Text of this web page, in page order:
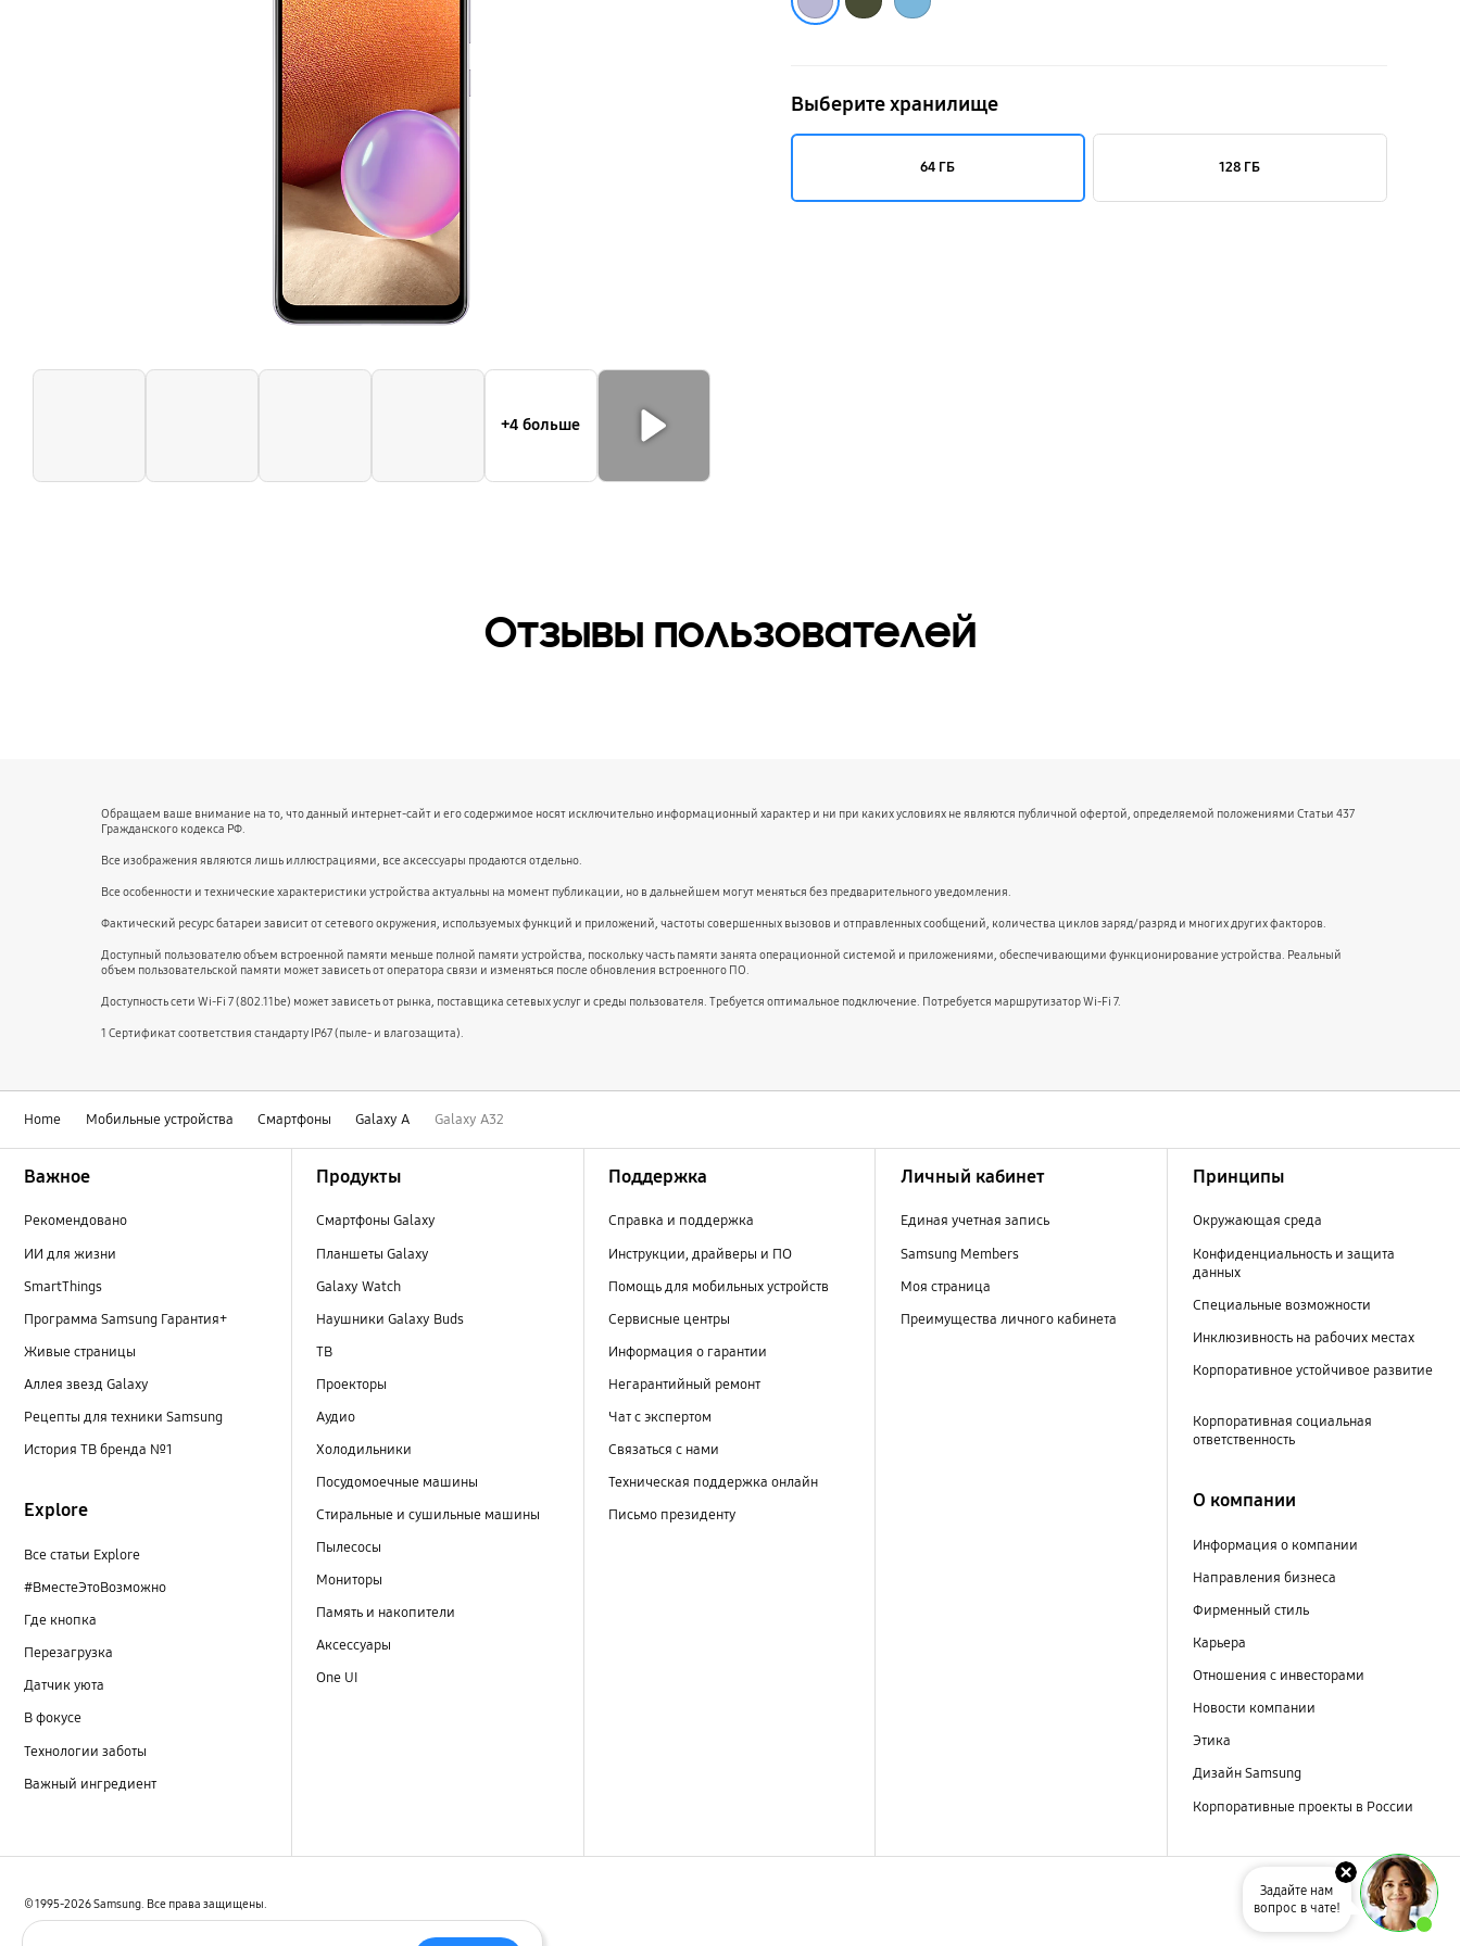
+4 больше
Выберите хранилище
64 ГБ 128 ГБ
Отзывы пользователей
Обращаем ваше внимание на то, что данный интернет-сайт и его содержимое носят исключительно информационный характер и ни при каких условиях не являются публичной офертой, определяемой положениями Статьи 437
Гражданского кодекса РФ.
Все изображения являются лишь иллюстрациями, все аксессуары продаются отдельно.
Все особенности и технические характеристики устройства актуальны на момент публикации, но в дальнейшем могут меняться без предварительного уведомления.
Фактический ресурс батареи зависит от сетевого окружения, используемых функций и приложений, частоты совершенных вызовов и отправленных сообщений, количества циклов заряд/разряд и многих других факторов.
Доступный пользователю объем встроенной памяти меньше полной памяти устройства, поскольку часть памяти занята операционной системой и приложениями, обеспечивающими функционирование устройства. Реальный
объем пользовательской памяти может зависеть от оператора связи и изменяться после обновления встроенного ПО.
Доступность сети Wi-Fi 7 (802.11be) может зависеть от рынка, поставщика сетевых услуг и среды пользователя. Требуется оптимальное подключение. Потребуется маршрутизатор Wi-Fi 7.
1 Cертификат соответствия стандарту IP67 (пыле- и влагозащита).
Home Мобильные устройства Смартфоны Galaxy A Galaxy A32
Важное
Рекомендовано
ИИ для жизни
SmartThings
Программа Samsung Гарантия+
Живые страницы
Аллея звезд Galaxy
Рецепты для техники Samsung
История ТВ бренда №1
Explore
Все статьи Explore
#ВместеЭтоВозможно
Где кнопка
Перезагрузка
Датчик уюта
В фокусе
Технологии заботы
Важный ингредиент
Продукты
Смартфоны Galaxy
Планшеты Galaxy
Galaxy Watch
Наушники Galaxy Buds
ТВ
Проекторы
Аудио
Холодильники
Посудомоечные машины
Стиральные и сушильные машины
Пылесосы
Мониторы
Память и накопители
Аксессуары
One UI
Поддержка
Справка и поддержка
Инструкции, драйверы и ПО
Помощь для мобильных устройств
Сервисные центры
Информация о гарантии
Негарантийный ремонт
Чат с экспертом
Связаться с нами
Техническая поддержка онлайн
Письмо президенту
Личный кабинет
Единая учетная запись
Samsung Members
Моя страница
Преимущества личного кабинета
Принципы
Окружающая среда
Конфиденциальность и защита
данных
Специальные возможности
Инклюзивность на рабочих местах
Корпоративное устойчивое развитие
Корпоративная социальная
ответственность
О компании
Информация о компании
Направления бизнеса
Фирменный стиль
Карьера
Отношения с инвесторами
Новости компании
Этика
Дизайн Samsung
Корпоративные проекты в России
© 1995-2026 Samsung. Все права защищены.
Задайте нам
вопрос в чате!